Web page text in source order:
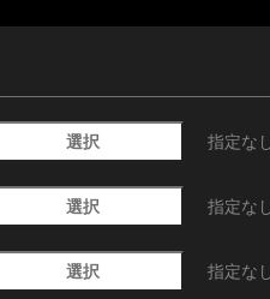
選択 指定な
選択 指定な
選択 指定な